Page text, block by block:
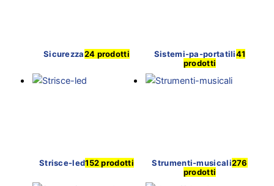
Sicurezza24 prodotti Sistemi-pa-portatili41
prodotti
Strisce-led152 prodotti Strumenti-musicali276
prodotti